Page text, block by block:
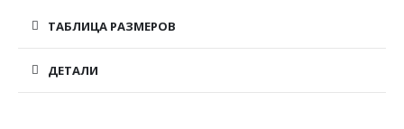
ТАБЛИЦА РАЗМЕРОВ
ДЕТАЛИ